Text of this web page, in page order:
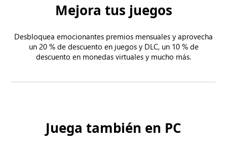
Mejora tus juegos
Desbloquea emocionantes premios mensuales y aprovecha
un 20 % de descuento en juegos y DLC, un 10 % de
descuento en monedas virtuales y mucho más.
Juega también en PC